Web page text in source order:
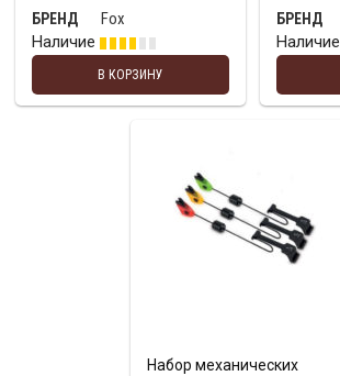
БРЕНД
Fox
Наличие
В КОРЗИНУ
БРЕНД
Наличие
Набор механических